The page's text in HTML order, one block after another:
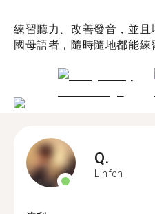
練習聽力、改善發音，並
國母語者，隨時隨地都能練
Q.
Linfen